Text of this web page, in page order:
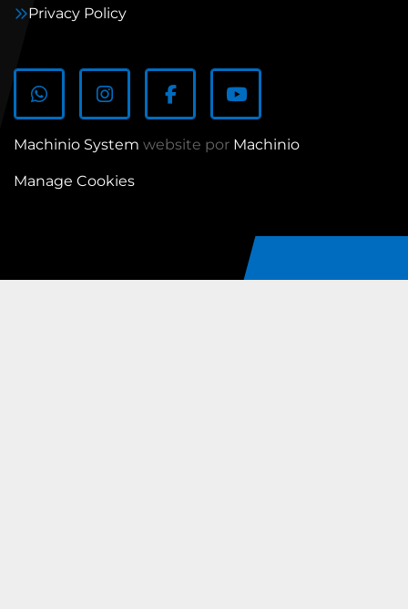
Privacy Policy
whatsappinstagramfacebookyoutube
Machinio System website por Machinio
Manage Cookies